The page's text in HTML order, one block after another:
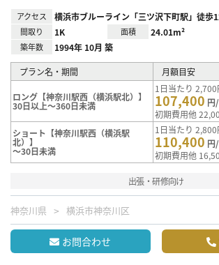
アクセス 横浜市ブルーライン「三ツ沢下町駅」徒歩
間取り 1K 面積 24.01m²
築年数 1994年 10月 築
プラン名・期間 月額目安
ロング【神奈川駅西（横浜駅北）】
30日以上～360日未満
1日当たり
107,400 円
初期費用他
ショート【神奈川駅西（横浜駅
北）】
～30日未満
1日当たり
110,400 円
初期費用他
出張・研修向け
神奈川県 横浜市神奈川区
お問合わせ